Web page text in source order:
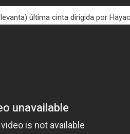
última cinta dirigida por